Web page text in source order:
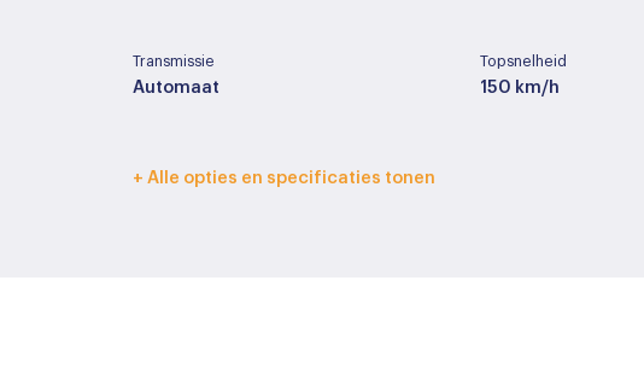
Transmissie
Automaat
Topsnelheid
150 km/h
Interieurkleur
+ Alle opties en specificaties tonen